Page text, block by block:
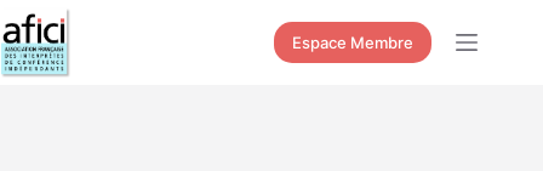
Passer
au
contenu
Espace Membre